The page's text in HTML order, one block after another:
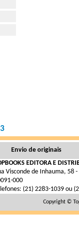
Envio de originais
EDITORA E
Visconde de Inhauma, 58 -
000
(21) 2283-1039 ou
Copyright ©